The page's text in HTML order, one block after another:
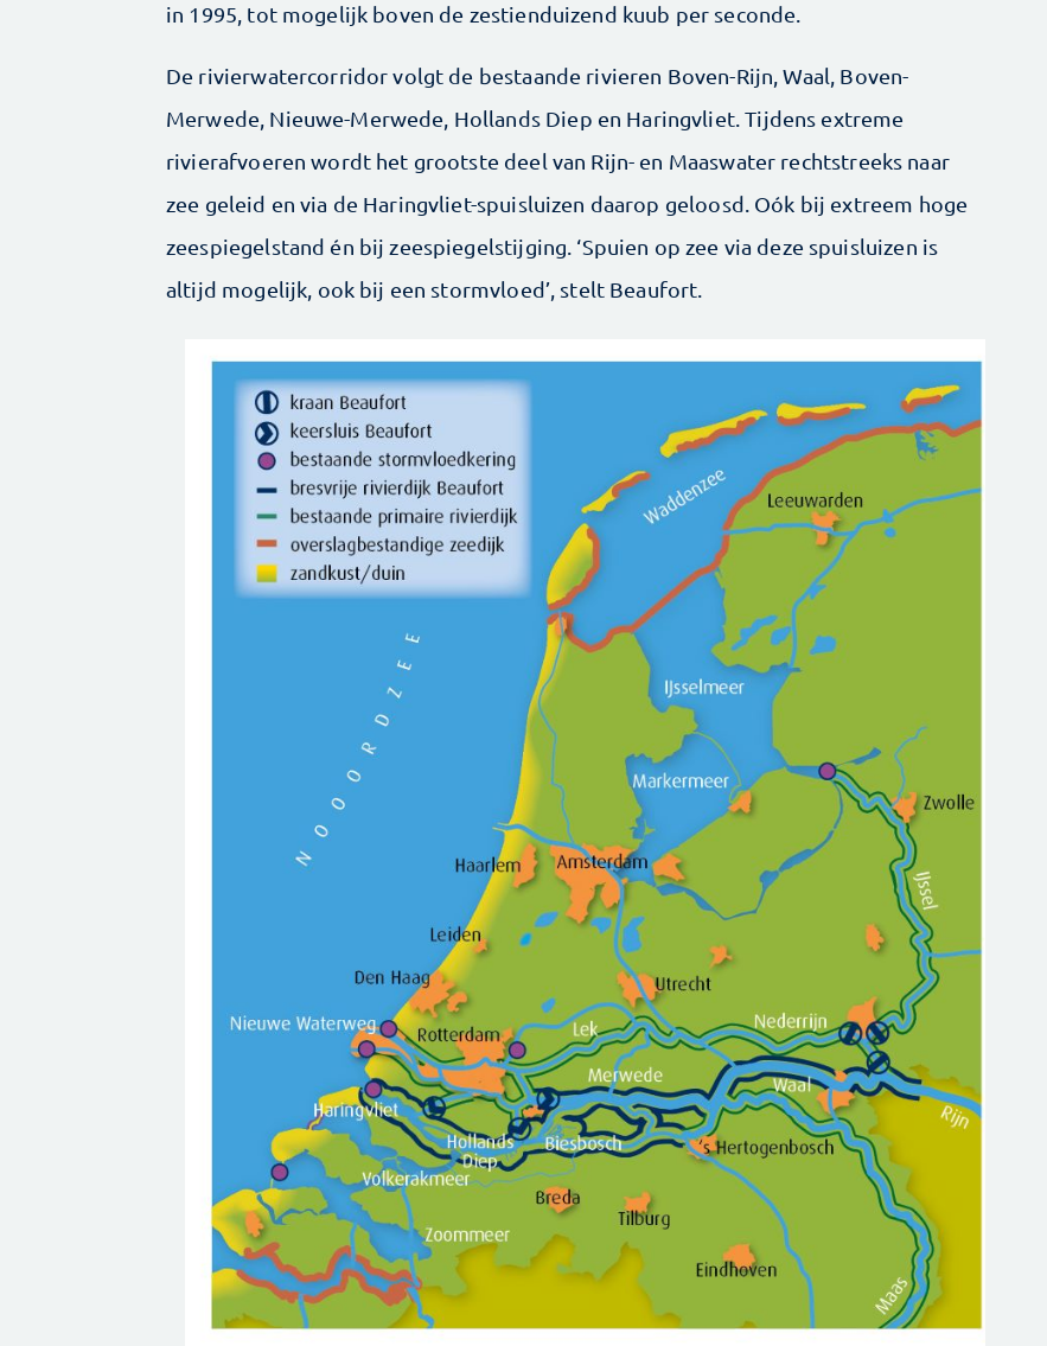
in 1995, tot mogelijk boven de zestienduizend kuub per seconde.
De rivierwatercorridor volgt de bestaande ­rivieren Boven-Rijn, Waal, Boven-
Merwede, Nieuwe-­Merwede, Hollands Diep en Haringvliet. Tijdens extreme
rivierafvoeren wordt het grootste deel van Rijn- en Maaswater rechtstreeks naar
zee geleid en via de Haringvliet-spuisluizen daarop geloosd. Oók bij extreem hoge
zeespiegelstand én bij zeespiegelstijging. ‘Spuien op zee via deze spuisluizen is
altijd mogelijk, ook bij een stormvloed’, stelt Beaufort.